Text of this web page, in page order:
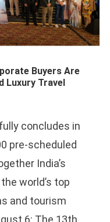
Buyers Are
Luxury Travel
concludes in
pre-scheduled
India’s
world’s top
and tourism
6: The 13th